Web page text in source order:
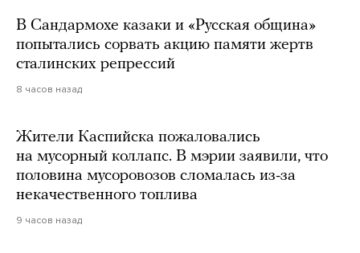
В Сандармохе казаки и «Русская община»
попытались сорвать акцию памяти жертв
сталинских репрессий
8 часов назад
Жители Каспийска пожаловались
на мусорный коллапс. В мэрии заявили, что
половина мусоровозов сломалась из-за
некачественного топлива
9 часов назад